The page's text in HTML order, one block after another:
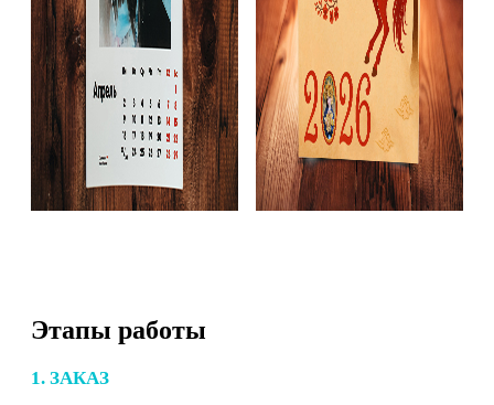
Этапы работы
1. ЗАКАЗ